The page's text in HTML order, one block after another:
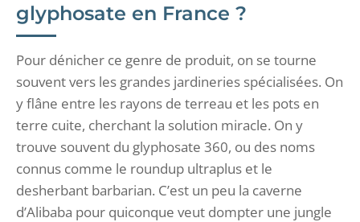
glyphosate en France ?
Pour dénicher ce genre de produit, on se tourne
souvent vers les grandes jardineries spécialisées. On
y flâne entre les rayons de terreau et les pots en
terre cuite, cherchant la solution miracle. On y
trouve souvent du glyphosate 360, ou des noms
connus comme le roundup ultraplus et le
desherbant barbarian. C’est un peu la caverne
d’Alibaba pour quiconque veut dompter une jungle